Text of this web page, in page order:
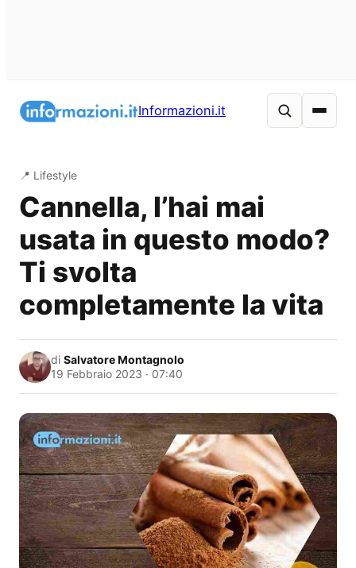
Informazioni.it
📍 Lifestyle
Cannella, l’hai mai
usata in questo modo?
Ti svolta
completamente la vita
di Salvatore Montagnolo
19 Febbraio 2023 · 07:40